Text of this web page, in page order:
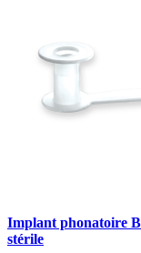
Implant phonatoire
stérile